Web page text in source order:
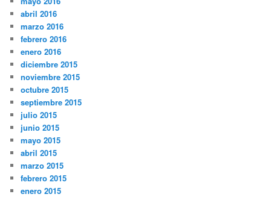
abril 2016
marzo 2016
febrero 2016
enero 2016
diciembre 2015
noviembre 2015
octubre 2015
septiembre 2015
julio 2015
junio 2015
mayo 2015
abril 2015
marzo 2015
febrero 2015
enero 2015